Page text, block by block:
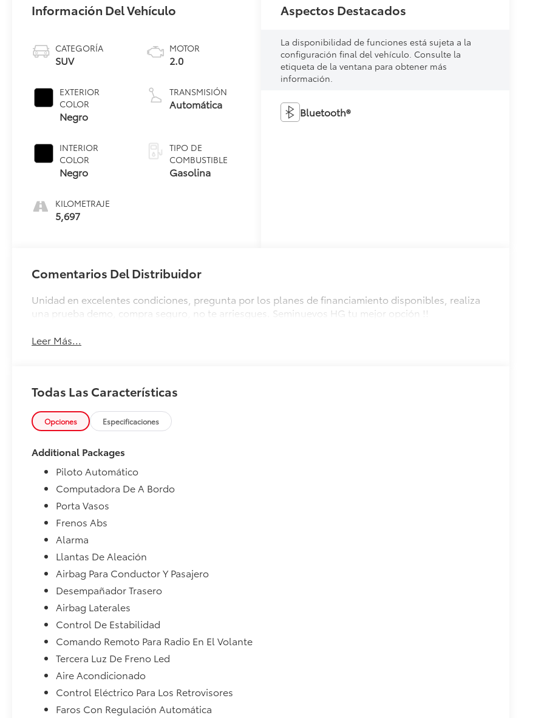
Información Del Vehículo
CATEGORÍA
SUV
EXTERIOR
COLOR
Negro
INTERIOR
COLOR
Negro
KILOMETRAJE
5,697
MOTOR
2.0
TRANSMISIÓN
Automática
TIPO DE
COMBUSTIBLE
Gasolina
Aspectos Destacados
La disponibilidad de funciones está sujeta a la
configuración final del vehículo. Consulte la
etiqueta de la ventana para obtener más
información.
Bluetooth®
Comentarios Del Distribuidor
Unidad en excelentes condiciones, pregunta por los planes de financiamiento disponibles, realiza
una prueba demo, compra seguro, no te arriesgues. Seminuevos HG tu mejor opción !!
Leer Más...
Todas Las Características
Opciones Especificaciones
Additional Packages
Piloto Automático
Computadora De A Bordo
Porta Vasos
Frenos Abs
Alarma
Llantas De Aleación
Airbag Para Conductor Y Pasajero
Desempañador Trasero
Airbag Laterales
Control De Estabilidad
Comando Remoto Para Radio En El Volante
Tercera Luz De Freno Led
Aire Acondicionado
Control Eléctrico Para Los Retrovisores
Faros Con Regulación Automática